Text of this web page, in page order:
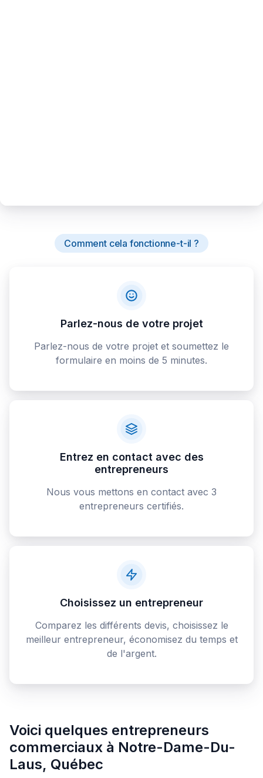
Comment cela fonctionne-t-il ?
Parlez-nous de votre projet
Parlez-nous de votre projet et soumettez le
formulaire en moins de 5 minutes.
Entrez en contact avec des
entrepreneurs
Nous vous mettons en contact avec 3
entrepreneurs certifiés.
Choisissez un entrepreneur
Comparez les différents devis, choisissez le
meilleur entrepreneur, économisez du temps et
de l'argent.
Voici quelques entrepreneurs
commerciaux à Notre-Dame-Du-
Laus, Québec